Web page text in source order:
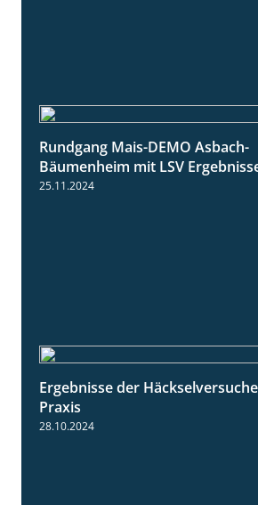
Rundgang Mais-DEMO Asbach-
Bäumenheim mit LSV
25.11.2024
Ergebnisse der
Praxis
28.10.2024